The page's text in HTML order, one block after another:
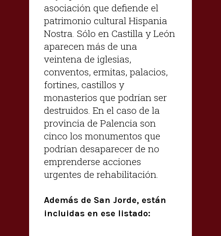
asociación que defiende el
patrimonio cultural Hispania
Nostra. Sólo en Castilla y León
aparecen más de una
veintena de iglesias,
conventos, ermitas, palacios,
fortines, castillos y
monasterios que podrían ser
destruidos. En el caso de la
provincia de Palencia son
cinco los monumentos que
podrían desaparecer de no
emprenderse acciones
urgentes de rehabilitación.
Además de San Jorde, están
incluidas en ese listado: